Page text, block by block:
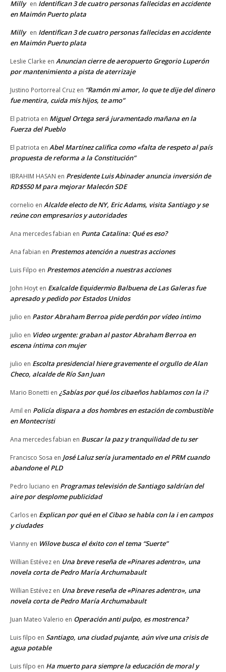
Milly en Identifican 3 de cuatro personas fallecidas en accidente
en Maimón Puerto plata
Milly en Identifican 3 de cuatro personas fallecidas en accidente
en Maimón Puerto plata
Leslie Clarke en Anuncian cierre de aeropuerto Gregorio Luperón
por mantenimiento a pista de aterrizaje
Justino Portorreal Cruz en “Ramón mi amor, lo que te dije del dinero
fue mentira, cuida mis hijos, te amo”
El patriota en Miguel Ortega será juramentado mañana en la
Fuerza del Pueblo
El patriota en Abel Martínez califica como «falta de respeto al país
propuesta de reforma a la Constitución”
IBRAHIM HASAN en Presidente Luis Abinader anuncia inversión de
RD$550 M para mejorar Malecón SDE
cornelio en Alcalde electo de NY, Eric Adams, visita Santiago y se
reúne con empresarios y autoridades
Ana mercedes fabian en Punta Catalina: Qué es eso?
Ana fabian en Prestemos atención a nuestras acciones
Luis Filpo en Prestemos atención a nuestras acciones
John Hoyt en Exalcalde Equidermio Balbuena de Las Galeras fue
apresado y pedido por Estados Unidos
julio en Pastor Abraham Berroa pide perdón por vídeo íntimo
julio en Video urgente: graban al pastor Abraham Berroa en
escena íntima con mujer
julio en Escolta presidencial hiere gravemente el orgullo de Alan
Checo, alcalde de Río San Juan
Mario Bonetti en ¿Sabías por qué los cibaeños hablamos con la i?
Amil en Policía dispara a dos hombres en estación de combustible
en Montecristi
Ana mercedes fabian en Buscar la paz y tranquilidad de tu ser
Francisco Sosa en José Laluz sería juramentado en el PRM cuando
abandone el PLD
Pedro luciano en Programas televisión de Santiago saldrían del
aire por desplome publicidad
Carlos en Explican por qué en el Cibao se habla con la i en campos
y ciudades
Vianny en Wilove busca el éxito con el tema “Suerte”
Willian Estévez en Una breve reseña de «Pinares adentro», una
novela corta de Pedro María Archumabault
Willian Estévez en Una breve reseña de «Pinares adentro», una
novela corta de Pedro María Archumabault
Juan Mateo Valerio en Operación anti pulpo, es mostrenca?
Luis filpo en Santiago, una ciudad pujante, aún vive una crisis de
agua potable
Luis filpo en Ha muerto para siempre la educación de moral y